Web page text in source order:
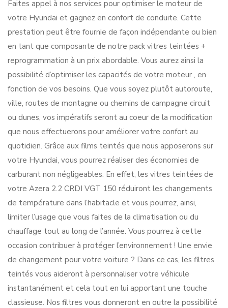
Faites appel à nos services pour optimiser le moteur de
votre Hyundai et gagnez en confort de conduite. Cette
prestation peut être fournie de façon indépendante ou bien
en tant que composante de notre pack vitres teintées +
reprogrammation à un prix abordable. Vous aurez ainsi la
possibilité d’optimiser les capacités de votre moteur , en
fonction de vos besoins. Que vous soyez plutôt autoroute,
ville, routes de montagne ou chemins de campagne circuit
ou dunes, vos impératifs seront au coeur de la modification
que nous effectuerons pour améliorer votre confort au
quotidien. Grâce aux films teintés que nous apposerons sur
votre Hyundai, vous pourrez réaliser des économies de
carburant non négligeables. En effet, les vitres teintées de
votre Azera 2.2 CRDI VGT 150 réduiront les changements
de température dans l’habitacle et vous pourrez, ainsi,
limiter l’usage que vous faites de la climatisation ou du
chauffage tout au long de l’année. Vous pourrez à cette
occasion contribuer à protéger l’environnement ! Une envie
de changement pour votre voiture ? Dans ce cas, les filtres
teintés vous aideront à personnaliser votre véhicule
instantanément et cela tout en lui apportant une touche
classieuse. Nos filtres vous donneront en outre la possibilité